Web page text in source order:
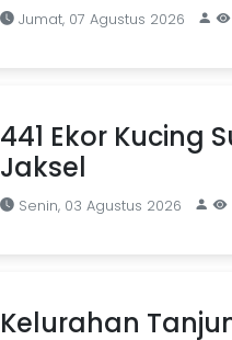
Jumat, 07 Agustus 2026
441 Ekor Kucing
Jaksel
Senin, 03 Agustus 2026
Kelurahan